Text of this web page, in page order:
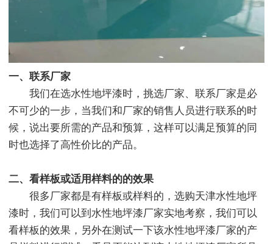
一、联系厂家
我们在选水性地坪漆时，挑选厂家、联系厂家是必
不可少的一步，当我们和厂家的销售人员进行联系的时
候，说出要所需的产品和预算，这样可以满足预算的同
时也选择了高性价比的产品。
二、看样板或适用样料的的效果
很多厂家都是有样板或样料的，选购天津水性地坪
漆时，我们可以到水性地坪漆厂家实地考察，我们可以
看样板的效果，另外在测试一下该水性地坪漆厂家的产